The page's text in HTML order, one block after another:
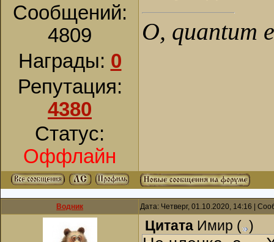
Сообщений:
4809
Награды: 0
Репутация:
4380
Статус:
Оффлайн
О, quantum
Водник Дата: Четверг, 01.10.2020, 14:16 |
Цитата Имир ( )